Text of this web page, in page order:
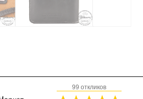
99 откликов